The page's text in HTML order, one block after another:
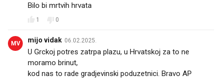
Bilo bi mrtvih hrvata
1 0
MV mijo vidak 06.02.2025.
U Grckoj potres zatrpa plazu, u Hrvatskoj za to ne
moramo brinut,
kod nas to rade gradjevinski poduzetnici. Bravo AP